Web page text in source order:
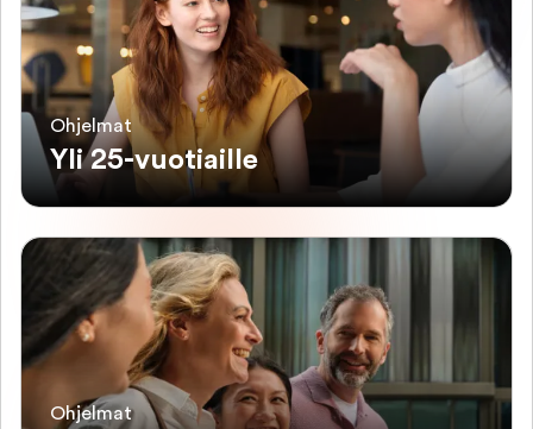
Ohjelmat
Yli 25-vuotiaille
Ohjelmat